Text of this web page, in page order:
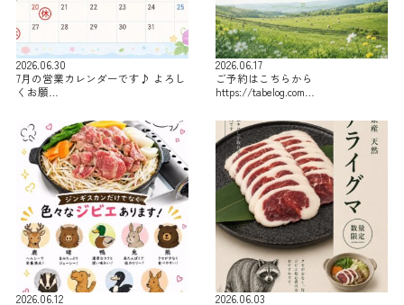
2026.06.30
7月の営業カレンダーです♪ よろし
くお願…
2026.06.17
ご予約はこちらから
https://tabelog.com…
2026.06.12 2026.06.03